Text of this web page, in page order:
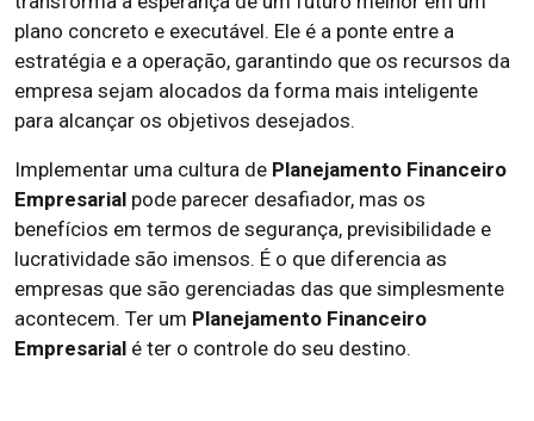
plano concreto e executável. Ele é a ponte entre a
estratégia e a operação, garantindo que os recursos da
empresa sejam alocados da forma mais inteligente
para alcançar os objetivos desejados.
Implementar uma cultura de Planejamento Financeiro
Empresarial pode parecer desafiador, mas os
benefícios em termos de segurança, previsibilidade e
lucratividade são imensos. É o que diferencia as
empresas que são gerenciadas das que simplesmente
acontecem. Ter um Planejamento Financeiro
Empresarial é ter o controle do seu destino.